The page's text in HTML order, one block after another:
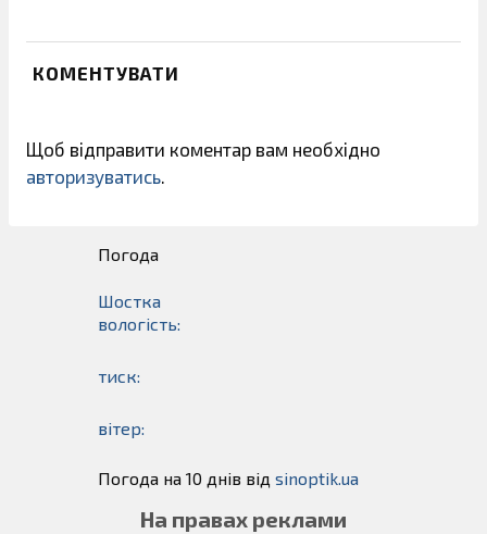
КОМЕНТУВАТИ
Щоб відправити коментар вам необхідно
авторизуватись.
Погода
Шостка
вологість:
тиск:
вітер:
Погода на 10 днів від sinoptik.ua
На правах реклами